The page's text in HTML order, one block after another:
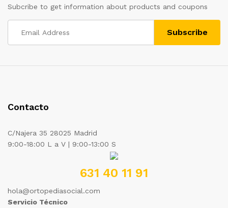
Subcribe to get information about products and coupons
Contacto
C/Najera 35 28025 Madrid
9:00-18:00 L a V | 9:00-13:00 S
631 40 11 91
hola@ortopediasocial.com
Servicio Técnico